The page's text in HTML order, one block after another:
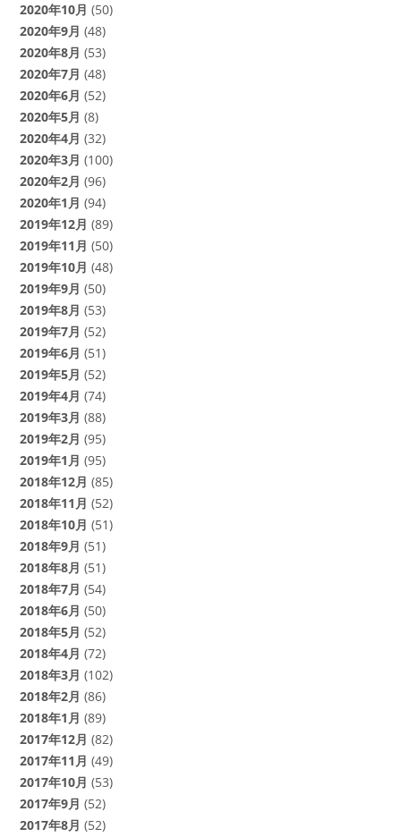
2020年10月 (50)
2020年9月 (48)
2020年8月 (53)
2020年7月 (48)
2020年6月 (52)
2020年5月 (8)
2020年4月 (32)
2020年3月 (100)
2020年2月 (96)
2020年1月 (94)
2019年12月 (89)
2019年11月 (50)
2019年10月 (48)
2019年9月 (50)
2019年8月 (53)
2019年7月 (52)
2019年6月 (51)
2019年5月 (52)
2019年4月 (74)
2019年3月 (88)
2019年2月 (95)
2019年1月 (95)
2018年12月 (85)
2018年11月 (52)
2018年10月 (51)
2018年9月 (51)
2018年8月 (51)
2018年7月 (54)
2018年6月 (50)
2018年5月 (52)
2018年4月 (72)
2018年3月 (102)
2018年2月 (86)
2018年1月 (89)
2017年12月 (82)
2017年11月 (49)
2017年10月 (53)
2017年9月 (52)
2017年8月 (52)